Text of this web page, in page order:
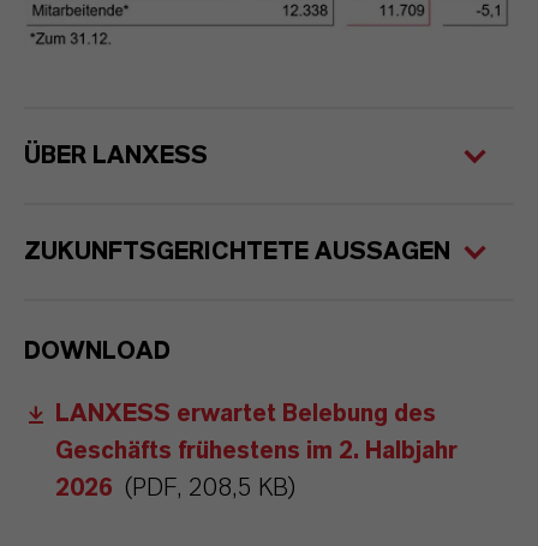
ÜBER LANXESS
ZUKUNFTSGERICHTETE AUSSAGEN
DOWNLOAD
LANXESS erwartet Belebung des
Geschäfts frühestens im 2. Halbjahr
2026 (PDF, 208,5 KB)